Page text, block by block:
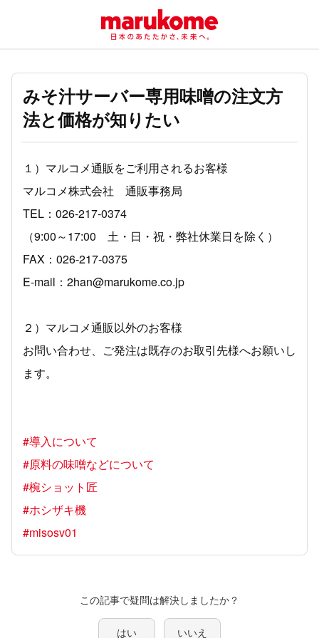
みそ汁サーバー専用味噌の注文方
法と価格が知りたい
１）マルコメ通販をご利用されるお客様
マルコメ株式会社 通販事務局
TEL：026-217-0374
（9:00～17:00 土・日・祝・弊社休業日を除く）
FAX：026-217-0375
E-mail：2han@marukome.co.jp
２）マルコメ通販以外のお客様
お問い合わせ、ご発注は既存のお取引先様へお願いし
ます。
#導入について
#原料の味噌などについて
#椀ショット匠
#ホシザキ機
#misosv01
この記事で疑問は解決しましたか？
はい いいえ